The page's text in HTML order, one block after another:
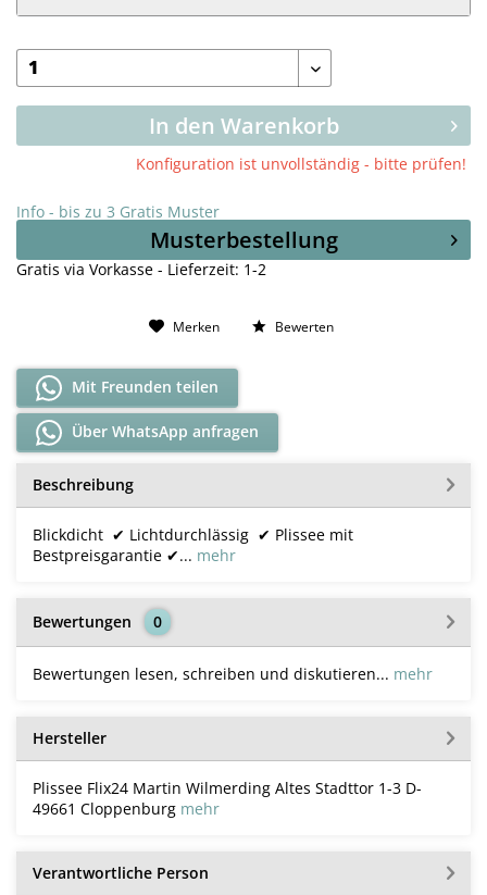
In den Warenkorb
Konfiguration ist unvollständig - bitte prüfen!
Musterbestellung
Info - bis zu 3 Gratis Muster
Gratis via Vorkasse - Lieferzeit: 1-2
Merken Bewerten
Mit Freunden teilen
Über WhatsApp anfragen
Beschreibung
Blickdicht ✔ Lichtdurchlässig ✔ Plissee mit
Bestpreisgarantie ✔... mehr
Bewertungen 0
Bewertungen lesen, schreiben und diskutieren... mehr
Hersteller
Plissee Flix24 Martin Wilmerding Altes Stadttor 1-3 D-
49661 Cloppenburg mehr
Verantwortliche Person